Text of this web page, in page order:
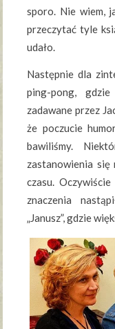
sporo. Nie wiem,
przeczytać tyle
udało.
Następnie dla
ping-pong,
zadawane przez
że poczucie
bawiliśmy.
zastanowienia się
czasu.
znaczenia
„Janusz”, gdzie